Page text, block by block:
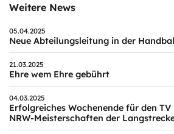
Weitere News
05.04.2025
Neue Abteilungsleitung in der
21.03.2025
Ehre wem Ehre gebührt
04.03.2025
Erfolgreiches Wochenende für den
NRW-Meisterschaften der